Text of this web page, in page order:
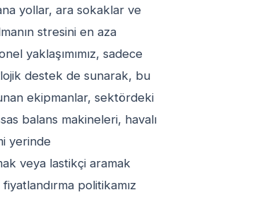
yollar, ara sokaklar ve
stresini en aza
yaklaşımımız, sadece
destek de sunarak, bu
ekipmanlar, sektördeki
balans makineleri, havalı
yerinde
veya lastikçi aramak
politikamız